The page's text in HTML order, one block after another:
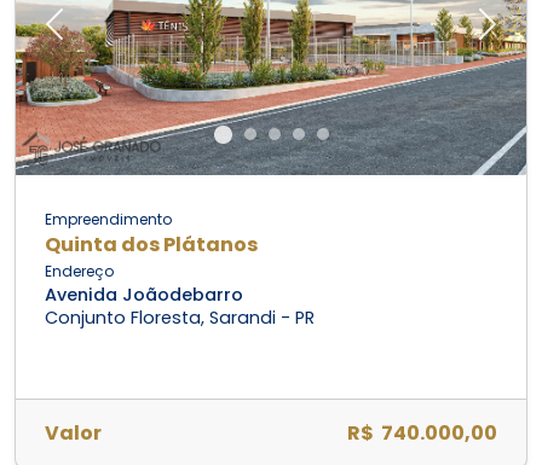
Previous Next
Empreendimento
Quinta dos Plátanos
Endereço
Avenida Joãodebarro
Conjunto Floresta, Sarandi - PR
Valor R$ 740.000,00